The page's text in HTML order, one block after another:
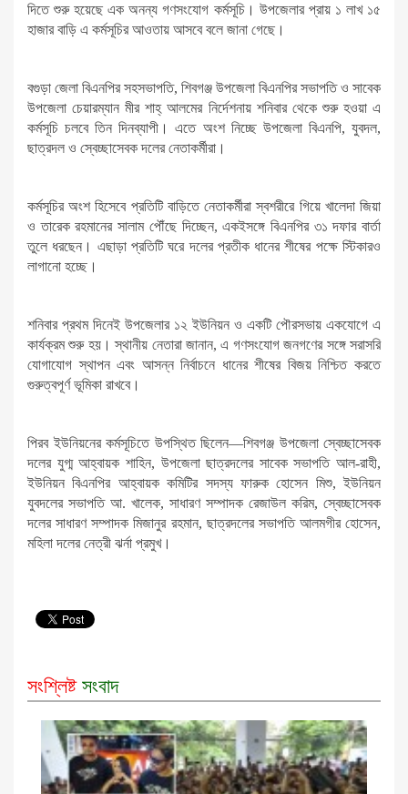
দিতে শুরু হয়েছে এক অনন্য গণসংযোগ কর্মসূচি। উপজেলার প্রায় ১ লাখ ১৫
হাজার বাড়ি এ কর্মসূচির আওতায় আসবে বলে জানা গেছে।
বগুড়া জেলা বিএনপির সহসভাপতি, শিবগঞ্জ উপজেলা বিএনপির সভাপতি ও সাবেক
উপজেলা চেয়ারম্যান মীর শাহ্ আলমের নির্দেশনায় শনিবার থেকে শুরু হওয়া এ
কর্মসূচি চলবে তিন দিনব্যাপী। এতে অংশ নিচ্ছে উপজেলা বিএনপি, যুবদল,
ছাত্রদল ও স্বেচ্ছাসেবক দলের নেতাকর্মীরা।
কর্মসূচির অংশ হিসেবে প্রতিটি বাড়িতে নেতাকর্মীরা স্বশরীরে গিয়ে খালেদা জিয়া
ও তারেক রহমানের সালাম পৌঁছে দিচ্ছেন, একইসঙ্গে বিএনপির ৩১ দফার বার্তা
তুলে ধরছেন। এছাড়া প্রতিটি ঘরে দলের প্রতীক ধানের শীষের পক্ষে স্টিকারও
লাগানো হচ্ছে।
শনিবার প্রথম দিনেই উপজেলার ১২ ইউনিয়ন ও একটি পৌরসভায় একযোগে এ
কার্যক্রম শুরু হয়। স্থানীয় নেতারা জানান, এ গণসংযোগ জনগণের সঙ্গে সরাসরি
যোগাযোগ স্থাপন এবং আসন্ন নির্বাচনে ধানের শীষের বিজয় নিশ্চিত করতে
গুরুত্বপূর্ণ ভূমিকা রাখবে।
পিরব ইউনিয়নের কর্মসূচিতে উপস্থিত ছিলেন—শিবগঞ্জ উপজেলা স্বেচ্ছাসেবক
দলের যুগ্ম আহ্বায়ক শাহিন, উপজেলা ছাত্রদলের সাবেক সভাপতি আল-রাহী,
ইউনিয়ন বিএনপির আহ্বায়ক কমিটির সদস্য ফারুক হোসেন মিশু, ইউনিয়ন
যুবদলের সভাপতি আ. খালেক, সাধারণ সম্পাদক রেজাউল করিম, স্বেচ্ছাসেবক
দলের সাধারণ সম্পাদক মিজানুর রহমান, ছাত্রদলের সভাপতি আলমগীর হোসেন,
মহিলা দলের নেত্রী ঝর্না প্রমুখ।
সংশ্লিষ্ট সংবাদ